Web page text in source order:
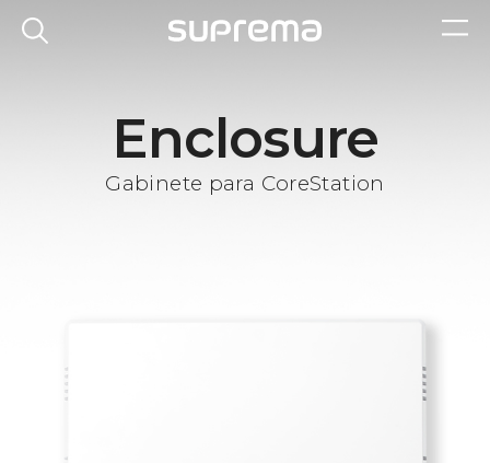
Enclosure
Gabinete para CoreStation